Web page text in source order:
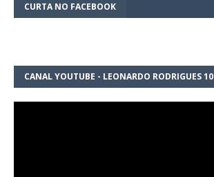
CURTA NO FACEBOOK
CANAL YOUTUBE - LEONARDO RODRIGUES 10